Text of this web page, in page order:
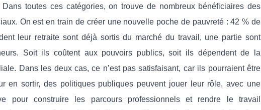
toutes ces catégories, on trouve de nombreux bénéficiaires des
On est en train de créer une nouvelle poche de pauvreté : 42 % de
leur retraite sont déjà sortis du marché du travail, une partie sont
Soit ils coûtent aux pouvoirs publics, soit ils dépendent de la
Dans les deux cas, ce n’est pas satisfaisant, car ils pourraient être
en sortir, des politiques publiques peuvent jouer leur rôle, avec une
pour construire les parcours professionnels et rendre le travail